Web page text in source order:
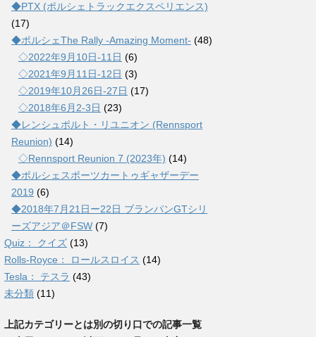
◆PTX (ポルシェトラックエクスペリエンス)
(17)
◆ポルシェThe Rally -Amazing Moment- (48)
◇2022年9月10日-11日 (6)
◇2021年9月11日-12日 (3)
◇2019年10月26日-27日 (17)
◇2018年6月2-3日 (23)
◆レンシュポルト・リユニオン (Rennsport
Reunion) (14)
◇Rennsport Reunion 7 (2023年) (14)
◆ポルシェスポーツカートゥギャザーデー
2019 (6)
◆2018年7月21日ー22日 ブランパンGTシリ
ーズアジア＠FSW (7)
Quiz： クイズ (13)
Rolls-Royce： ロールスロイス (14)
Tesla： テスラ (43)
未分類 (11)
上記カテゴリーとは別の切り口での記事一覧